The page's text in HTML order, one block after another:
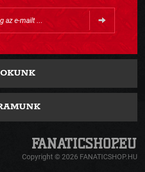
Copyright © 2026 FANATICSHOP.HU